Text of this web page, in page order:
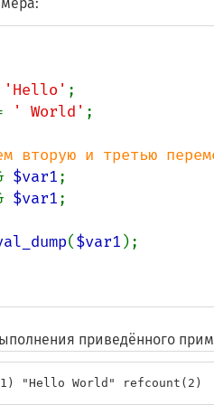
'Hello'
' World' ;
$var1
$var1;
($var1 );
приведённого
"Hello World" refcount(2)